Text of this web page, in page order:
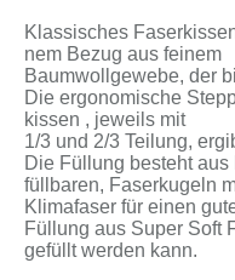
Klas­si­sches
nem Be­zug aus fei­nem
Baum­woll­ge­we­be, der
Die er­go­no­mi­sche
kis­sen , je­weils mit
1/3 und 2/3 Tei­lung,
Die Fül­lung be­steht
füll­ba­ren, Fa­ser­ku­geln
Kli­ma­fa­ser für ei­nen
Fül­lung aus Su­per Soft
ge­füllt wer­den kann.